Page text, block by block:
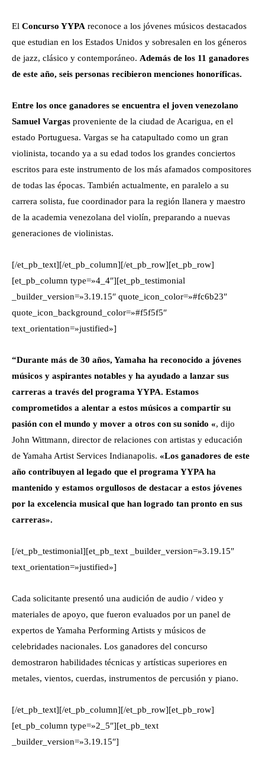
El Concurso YYPA reconoce a los jóvenes músicos destacados
que estudian en los Estados Unidos y sobresalen en los géneros
de jazz, clásico y contemporáneo. Además de los 11 ganadores
de este año, seis personas recibieron menciones honoríficas.
Entre los once ganadores se encuentra el joven venezolano
Samuel Vargas proveniente de la ciudad de Acarigua, en el
estado Portuguesa. Vargas se ha catapultado como un gran
violinista, tocando ya a su edad todos los grandes conciertos
escritos para este instrumento de los más afamados compositores
de todas las épocas. También actualmente, en paralelo a su
carrera solista, fue coordinador para la región llanera y maestro
de la academia venezolana del violín, preparando a nuevas
generaciones de violinistas.
[/et_pb_text][/et_pb_column][/et_pb_row][et_pb_row]
[et_pb_column type=»4_4″][et_pb_testimonial
_builder_version=»3.19.15″ quote_icon_color=»#fc6b23″
quote_icon_background_color=»#f5f5f5″
text_orientation=»justified»]
“Durante más de 30 años, Yamaha ha reconocido a jóvenes
músicos y aspirantes notables y ha ayudado a lanzar sus
carreras a través del programa YYPA. Estamos
comprometidos a alentar a estos músicos a compartir su
pasión con el mundo y mover a otros con su sonido «, dijo
John Wittmann, director de relaciones con artistas y educación
de Yamaha Artist Services Indianapolis. «Los ganadores de este
año contribuyen al legado que el programa YYPA ha
mantenido y estamos orgullosos de destacar a estos jóvenes
por la excelencia musical que han logrado tan pronto en sus
carreras».
[/et_pb_testimonial][et_pb_text _builder_version=»3.19.15″
text_orientation=»justified»]
Cada solicitante presentó una audición de audio / video y
materiales de apoyo, que fueron evaluados por un panel de
expertos de Yamaha Performing Artists y músicos de
celebridades nacionales. Los ganadores del concurso
demostraron habilidades técnicas y artísticas superiores en
metales, vientos, cuerdas, instrumentos de percusión y piano.
[/et_pb_text][/et_pb_column][/et_pb_row][et_pb_row]
[et_pb_column type=»2_5″][et_pb_text
_builder_version=»3.19.15″]